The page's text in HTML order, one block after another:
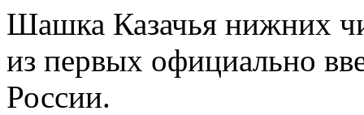
Шашка Казачья нижних
из первых официально
России.